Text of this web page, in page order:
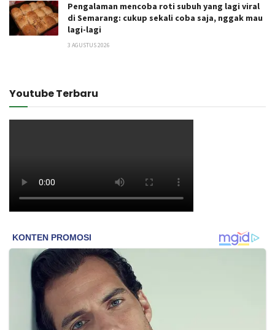
Pengalaman mencoba roti subuh yang lagi viral
di Semarang: cukup sekali coba saja, nggak mau
lagi-lagi
3 AGUSTUS 2026
Youtube Terbaru